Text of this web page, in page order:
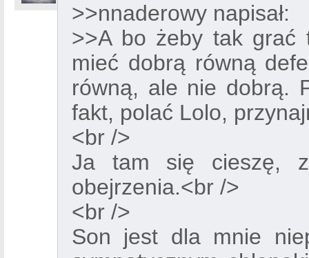
>>nnaderowy napisał:
>>A bo żeby tak grać
mieć dobrą równą
równą, ale nie dobrą.
fakt, polać Lolo,
<br />
Ja tam się cieszę,
obejrzenia.<br />
<br />
Son jest dla mnie